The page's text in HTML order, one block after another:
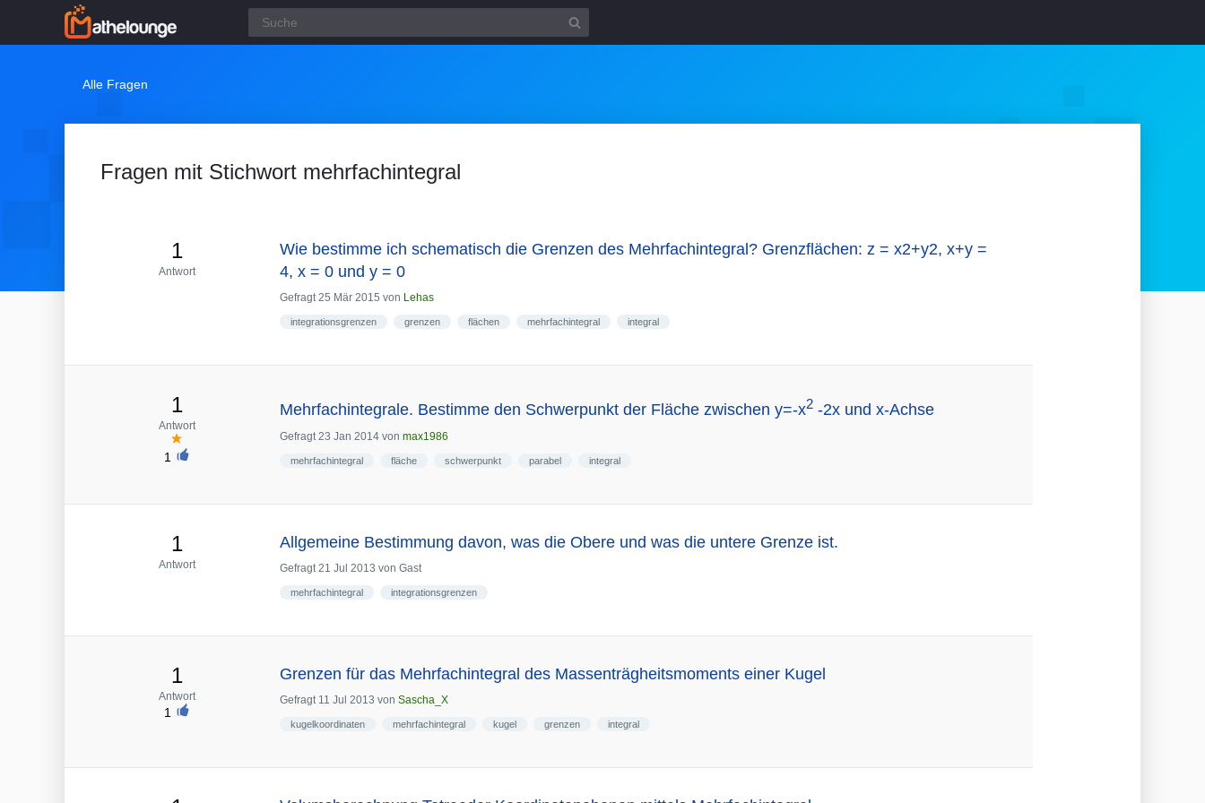
Alle Fragen
Fragen mit Stichwort mehrfachintegral
1
Antwort
Wie bestimme ich schematisch die Grenzen des Mehrfachintegral? Grenzflächen: z = x2+y2, x+y =
4, x = 0 und y = 0
Gefragt 25 Mär 2015 von Lehas
integrationsgrenzen grenzen flächen mehrfachintegral integral
1
Antwort
1
Mehrfachintegrale. Bestimme den Schwerpunkt der Fläche zwischen y=-x2 -2x und x-Achse
Gefragt 23 Jan 2014 von max1986
mehrfachintegral fläche schwerpunkt parabel integral
1
Antwort
Allgemeine Bestimmung davon, was die Obere und was die untere Grenze ist.
Gefragt 21 Jul 2013 von Gast
mehrfachintegral integrationsgrenzen
1
Antwort
1
Grenzen für das Mehrfachintegral des Massenträgheitsmoments einer Kugel
Gefragt 11 Jul 2013 von Sascha_X
kugelkoordinaten mehrfachintegral kugel grenzen integral